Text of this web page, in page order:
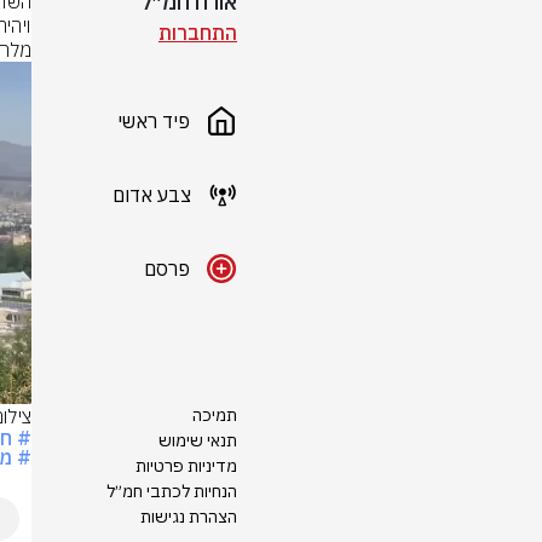
התחברות
פיד ראשי
צבע אדום
פרסם
תמיכה
תנאי שימוש
מדיניות פרטיות
הנחיות לכתבי חמ״ל
הצהרת נגישות
#
#